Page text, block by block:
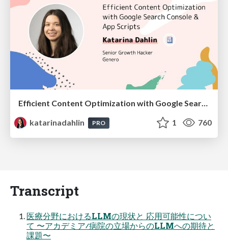
Efficient Content Optimization with Google Search Console & Apps Script
katarinadahlin
PRO 1 760
Transcript
医療分野におけるLLMの現状と 応⽤可能性につい
て 〜アカデミア∕病院の⽴場からのLLMへの期待と
課題〜